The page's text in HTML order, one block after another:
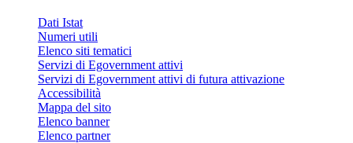
Dati Istat
Numeri utili
Elenco siti tematici
Servizi di Egovernment attivi
Servizi di Egovernment attivi di futura attivazione
Accessibilità
Mappa del sito
Elenco banner
Elenco partner